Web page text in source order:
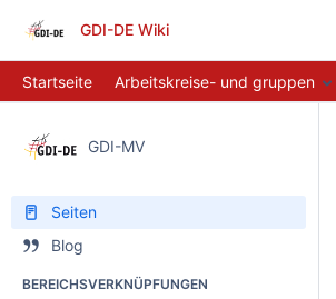
GDI-DE Wiki
Startseite Arbeitskreise- und gruppen
GDI-MV
Seiten
Blog
BEREICHSVERKNÜPFUNGEN